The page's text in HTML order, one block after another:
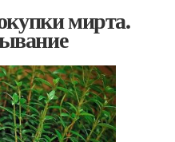
мирта.